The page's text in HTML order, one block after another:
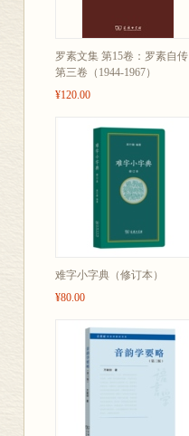
罗素文集 第15卷：罗素自传
第三卷（1944-1967）
¥120.00
难字小字典（修订本）
¥80.00